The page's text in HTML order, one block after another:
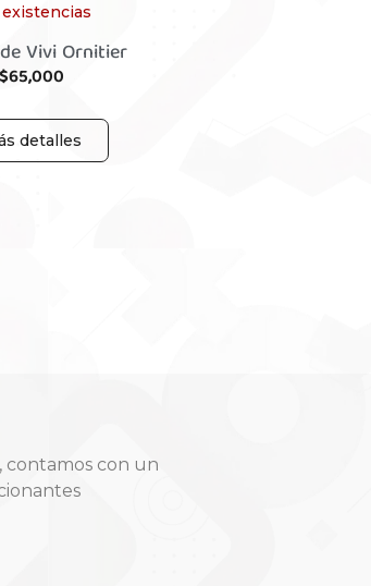
Vivi Ornitier
$65,000
detalles
contamos con un